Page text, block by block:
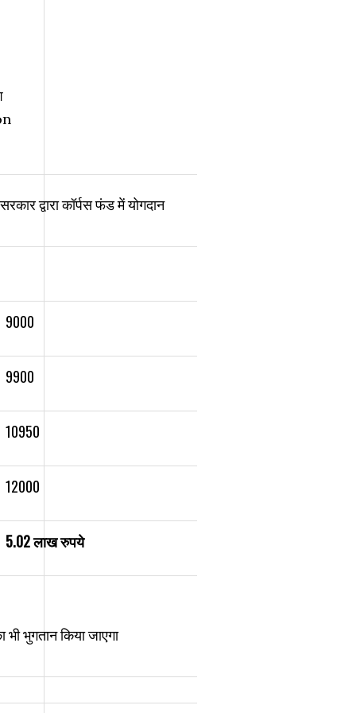
द्वारा कॉर्पस फंड में योगदान
9000
9900
10950
12000
5.02लाखरुपये
भुगतान किया जाएगा